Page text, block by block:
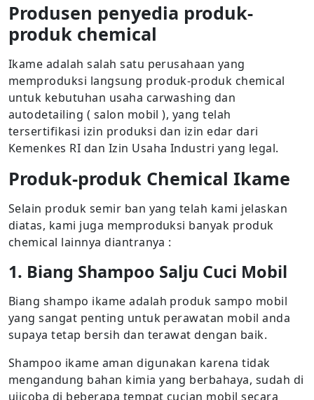
Produsen penyedia produk-
produk chemical
Ikame adalah salah satu perusahaan yang
memproduksi langsung produk-produk chemical
untuk kebutuhan usaha carwashing dan
autodetailing ( salon mobil ), yang telah
tersertifikasi izin produksi dan izin edar dari
Kemenkes RI dan Izin Usaha Industri yang legal.
Produk-produk Chemical Ikame
Selain produk semir ban yang telah kami jelaskan
diatas, kami juga memproduksi banyak produk
chemical lainnya diantranya :
1. Biang Shampoo Salju Cuci Mobil
Biang shampo ikame adalah produk sampo mobil
yang sangat penting untuk perawatan mobil anda
supaya tetap bersih dan terawat dengan baik.
Shampoo ikame aman digunakan karena tidak
mengandung bahan kimia yang berbahaya, sudah di
ujicoba di beberapa tempat cucian mobil secara